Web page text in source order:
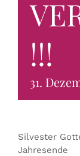
!!!
31.
Silvester
Jahresende